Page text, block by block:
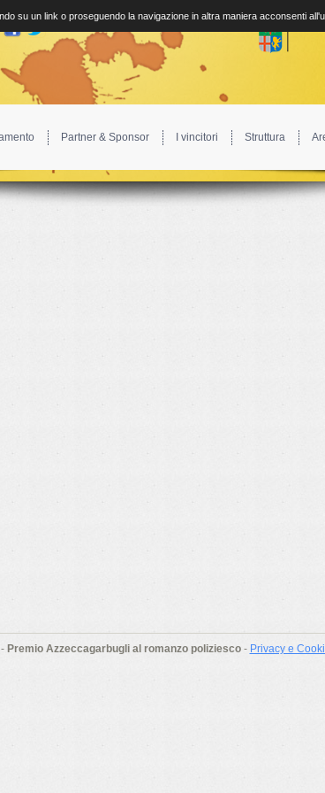
Partner & Sponsor I vincitori Struttura
Premio Azzeccagarbugli al romanzo poliziesco- Privacy e
su un link o proseguendo la navigazione in altra maniera acconsenti